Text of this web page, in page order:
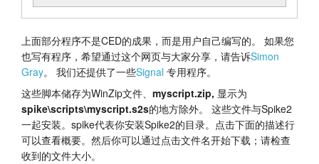
上面部分程序不是CED的成果，而是用户自己编写的。 如果您
也写有程序，希望通过这个网页与大家分享，请告诉Simon
Gray。 我们还提供了一些Signal 专用程序。
这些脚本储存为WinZip文件、 myscript.zip, 显示为
spike\scripts\myscript.s2s的地方除外。 这些文件与Spike2
一起安装。spike代表你安装Spike2的目录。点击下面的描述行
可以查看概要。然后你可以通过点击文件名开始下载；请检查
收到的文件大小。